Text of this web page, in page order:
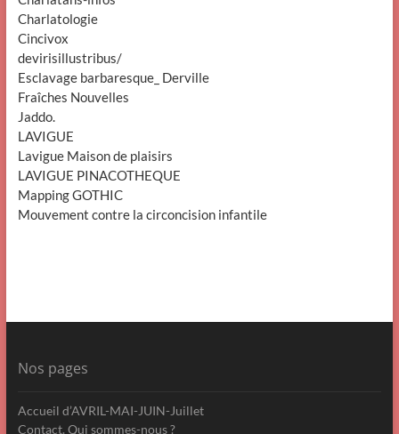
Charlatologie
Cincivox
devirisillustribus/
Esclavage barbaresque_ Derville
Fraîches Nouvelles
Jaddo.
LAVIGUE
Lavigue Maison de plaisirs
LAVIGUE PINACOTHEQUE
Mapping GOTHIC
Mouvement contre la circoncision infantile
Nos pages
Accueil d’AVRIL-MAI-JUIN-Juillet
Contact. Qui sommes-nous ?